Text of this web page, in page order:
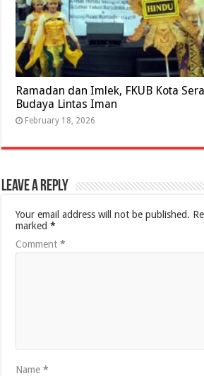
Ramadan dan Imlek, FKUB Kota
Budaya Lintas Iman
February 18, 2026
Leave a Reply
Your email address will not be published.
marked*
Comment*
Name*